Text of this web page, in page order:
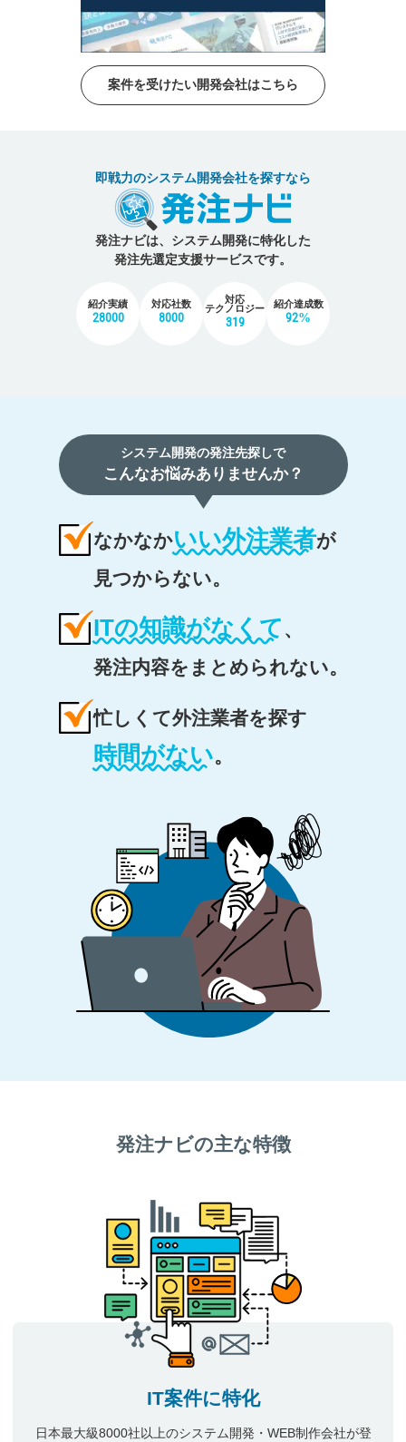
案件を受けたい開発会社はこちら
即戦力のシステム開発会社を探すなら
発注ナビは、システム開発に特化した
発注先選定支援サービスです。
紹介実績
28000
対応社数
8000
対応
テクノロジー
319
紹介達成数
92%
システム開発の発注先探しで
こんなお悩みありませんか？
なかなかいい外注業者が
見つからない。
ITの知識がなくて 、
発注内容をまとめられない。
忙しくて外注業者を探す
時間がない。
発注ナビの主な特徴
IT案件に特化
日本最大級8000社以上のシステム開発・WEB制作会社が登